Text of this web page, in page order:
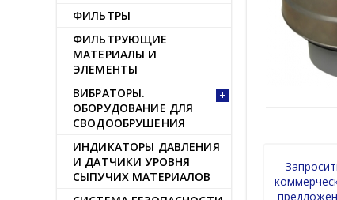
ФИЛЬТРЫ
ФИЛЬТРУЮЩИЕ
МАТЕРИАЛЫ И
ЭЛЕМЕНТЫ
ВИБРАТОРЫ.
ОБОРУДОВАНИЕ ДЛЯ
СВОДООБРУШЕНИЯ
ИНДИКАТОРЫ ДАВЛЕНИЯ
И ДАТЧИКИ УРОВНЯ
СЫПУЧИХ МАТЕРИАЛОВ